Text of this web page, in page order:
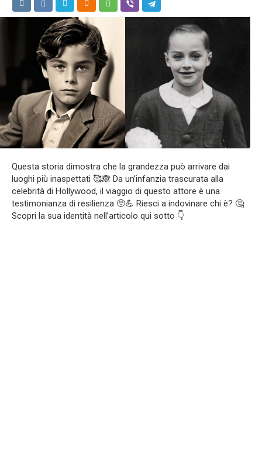
Questa storia dimostra che la grandezza può arrivare dai
luoghi più inaspettati 🥰🙈 Da un’infanzia trascurata alla
celebrità di Hollywood, il viaggio di questo attore è una
testimonianza di resilienza 🥺💪 Riesci a indovinare chi è? 🤔
Scopri la sua identità nell’articolo qui sotto 👇